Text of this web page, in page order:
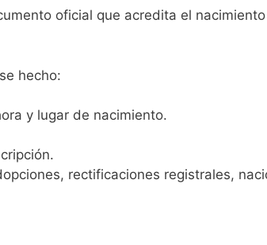
oficial que acredita el
hecho:
y lugar de nacimiento.
rectificaciones registrales,